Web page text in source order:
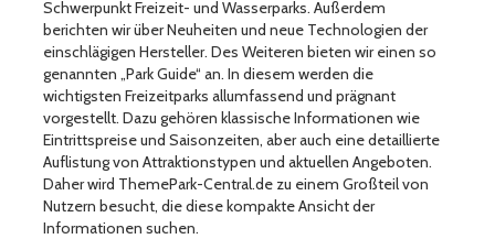
Schwerpunkt Freizeit- und Wasserparks. Außerdem
berichten wir über Neuheiten und neue Technologien der
einschlägigen Hersteller. Des Weiteren bieten wir einen so
genannten „Park Guide“ an. In diesem werden die
wichtigsten Freizeitparks allumfassend und prägnant
vorgestellt. Dazu gehören klassische Informationen wie
Eintrittspreise und Saisonzeiten, aber auch eine detaillierte
Auflistung von Attraktionstypen und aktuellen Angeboten.
Daher wird ThemePark-Central.de zu einem Großteil von
Nutzern besucht, die diese kompakte Ansicht der
Informationen suchen.